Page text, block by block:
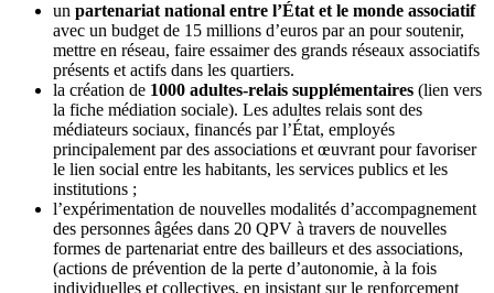
un partenariat national entre l’État et le monde associatif
avec un budget de 15 millions d’euros par an pour soutenir,
mettre en réseau, faire essaimer des grands réseaux associatifs
présents et actifs dans les quartiers.
la création de 1000 adultes-relais supplémentaires (lien vers
la fiche médiation sociale). Les adultes relais sont des
médiateurs sociaux, financés par l’État, employés
principalement par des associations et œuvrant pour favoriser
le lien social entre les habitants, les services publics et les
institutions ;
l’expérimentation de nouvelles modalités d’accompagnement
des personnes âgées dans 20 QPV à travers de nouvelles
formes de partenariat entre des bailleurs et des associations,
(actions de prévention de la perte d’autonomie, à la fois
individuelles et collectives, en insistant sur le renforcement